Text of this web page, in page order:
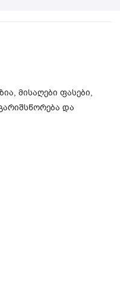
მისაღები ფასები,
და